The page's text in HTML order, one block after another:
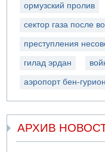
ормузский пролив
сектор газа после
преступления
гилад эрдан
аэропорт бен-гурион
АРХИВ